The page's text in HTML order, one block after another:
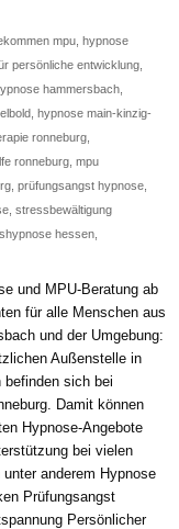
mpu, hypnose
persönliche entwicklung
hammersbach
hypnose main-kinzig-
ronneburg
ronneburg mpu
prüfungsangst hypnose
stressbewältigung
hessen
und MPU-Beratung ab
für alle Menschen aus
und der Umgebung:
Außenstelle in
befinden sich bei
Damit können
Hypnose-Angebote
bei vielen
anderem Hypnose
Prüfungsangst
Persönlicher